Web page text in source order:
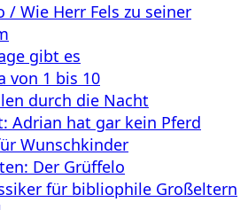
/ Wie Herr Fels zu seiner
gibt es
von 1 bis 10
durch die Nacht
Adrian hat gar kein Pferd
Wunschkinder
Der Grüffelo
für bibliophile Großeltern